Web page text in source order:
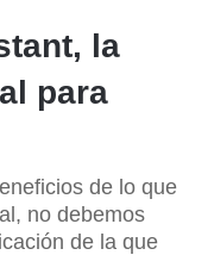
la
para
de lo que
no debemos
de la que